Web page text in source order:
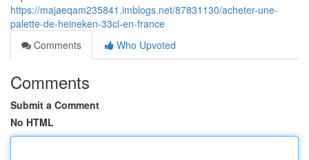
https://majaeqam235841.imblogs.net/87831130/acheter-une-
palette-de-heineken-33cl-en-france
Comments
Who Upvoted
Comments
Submit a Comment
No HTML